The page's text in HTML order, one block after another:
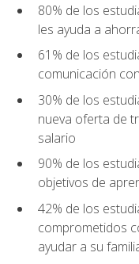
80% de los
les ayuda a
61% de los
comunicación
30% de los
nueva oferta de
salario
90% de los
objetivos de
42% de los
comprometidos
ayudar a su